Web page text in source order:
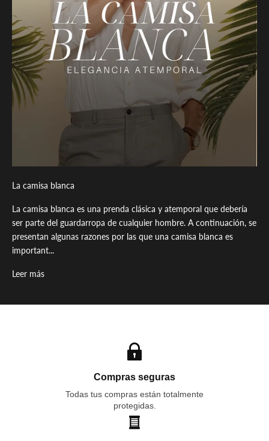
La camisa blanca
La camisa blanca es una prenda clásica y atemporal que debería
ser parte del guardarropa de cualquier hombre. A continuación, se
presentan algunas razones por las que una camisa blanca es
important...
Leer más
Compras seguras
Todas tus compras están totalmente
protegidas.